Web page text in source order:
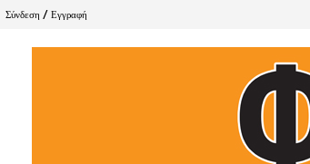
Σύνδεση / Εγγραφή